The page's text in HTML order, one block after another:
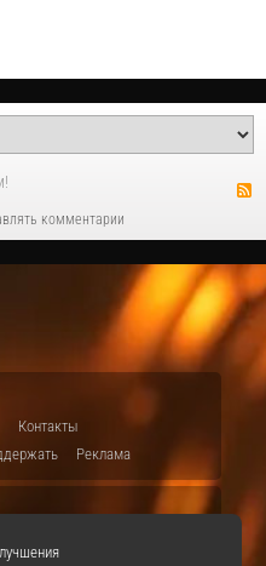
комментарии
Контакты
Реклама